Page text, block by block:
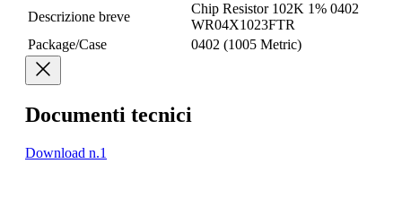
Descrizione breve
Chip Resistor 102K 1% 0402
WR04X1023FTR
Package/Case
0402 (1005 Metric)
Documenti tecnici
Download n.1